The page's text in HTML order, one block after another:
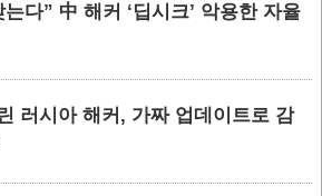
다” 中 해커 ‘딥시크’ 악용한 자율
러시아 해커, 가짜 업데이트로 감